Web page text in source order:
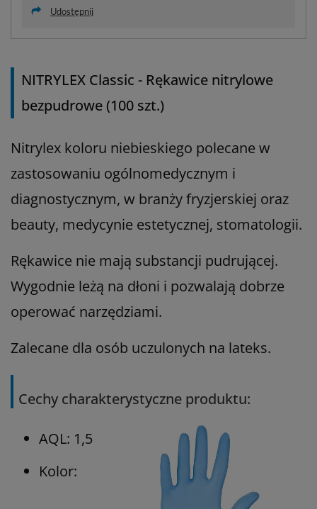
Udostępnij
NITRYLEX Classic - Rękawice nitrylowe
bezpudrowe (100 szt.)
Nitrylex koloru niebieskiego polecane w
zastosowaniu ogólnomedycznym i
diagnostycznym, w branży fryzjerskiej oraz
beauty, medycynie estetycznej, stomatologii.
Rękawice nie mają substancji pudrującej.
Wygodnie leżą na dłoni i pozwalają dobrze
operować narzędziami.
Zalecane dla osób uczulonych na lateks.
Cechy charakterystyczne produktu:
AQL: 1,5
Kolor: